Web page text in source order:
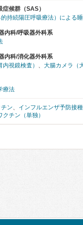
症候群（SAS）
持続陽圧呼吸療法）による
内科/呼吸器外科系
内科/消化器外科系
視鏡検査） 、 大腸カメラ（
療法
ン、 インフルエンザ予防接種
クチン（単独）